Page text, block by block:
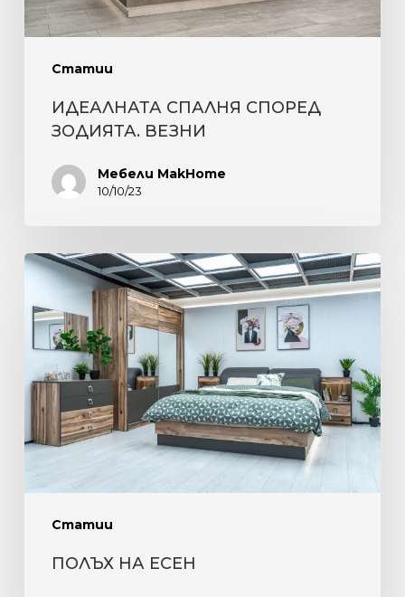
Статии
ИДЕАЛНАТА СПАЛНЯ СПОРЕД
ЗОДИЯТА. ВЕЗНИ
Мебели MakHome
10/10/23
Статии
ПОЛЪХ
ЕСЕН
ПОЛЪХ НА ЕСЕН